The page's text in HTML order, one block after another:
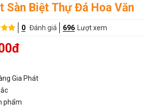
Sàn Biệt Thự Đá Hoa Văn
0 Đánh giá 696 Lượt xem
Gia Phát
phẩm